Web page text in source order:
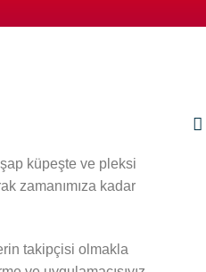
küpeşte ve pleksi
zamanımıza kadar
takipçisi olmakla